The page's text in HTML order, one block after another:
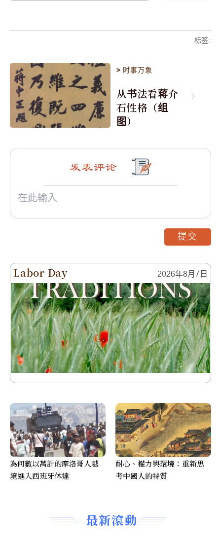
标签:
> 时事万象
从书法看蒋介
石性格（组
图）
Labor Day 2026年8月7日
最新滾動
发表评论
提交
為何數以萬計的摩洛哥人越
境進入西班牙休達
耐心、權力與環境：重新思
考中國人的特質